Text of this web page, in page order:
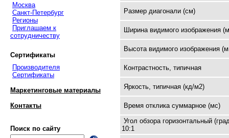
Москва
Санкт-Петербург
Регионы
Приглашаем к
сотрудничеству
Сертификаты
Производителя
Сертификаты
Маркетинговые материалы
Контакты
Поиск по сайту
Размер диагонали (см)
Ширина видимого изображения
Высота видимого изображения
Контрастность, типичная
Яркость, типичная (кд/м2)
Время отклика суммарное (мс)
Угол обзора горизонтальный
10:1